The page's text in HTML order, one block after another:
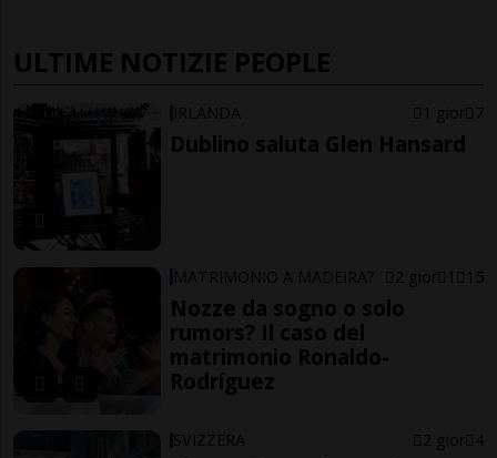
ULTIME NOTIZIE PEOPLE
IRLANDA 1 gior 7
Dublino saluta Glen Hansard
MATRIMONIO A MADEIRA? 2 gior 1 15
Nozze da sogno o solo
rumors? Il caso del
matrimonio Ronaldo-
Rodríguez
SVIZZERA 2 gior 4